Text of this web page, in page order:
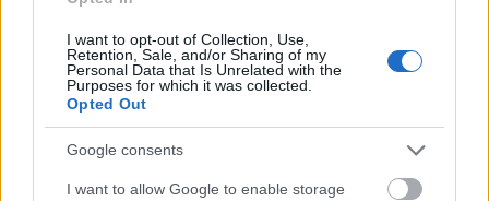
I want to opt-out of Collection, Use,
Retention, Sale, and/or Sharing of my
Personal Data that Is Unrelated with the
Purposes for which it was collected.
Opted Out
Google consents
I want to allow Google to enable storage